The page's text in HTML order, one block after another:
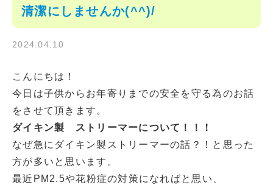
清潔にしませんか(^^)/
2024.04.10
こんにちは！
今日は子供からお年寄りまでの安全を守る為のお話
をさせて頂きます。
ダイキン製 ストリーマーについて！！！
なぜ急にダイキン製ストリーマーの話？！と思った
方が多いと思います。
最近PM2.5や花粉症の対策になればと思い、